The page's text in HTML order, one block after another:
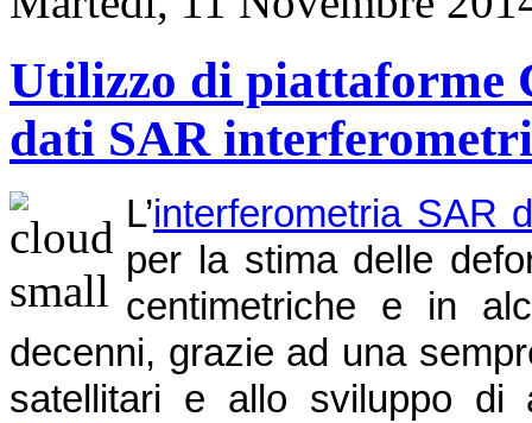
Utilizzo di piattaforme
dati SAR
L’interferometria SAR
per la stima delle
centimetriche e in
decenni, grazie ad una
satellitari e allo sviluppo